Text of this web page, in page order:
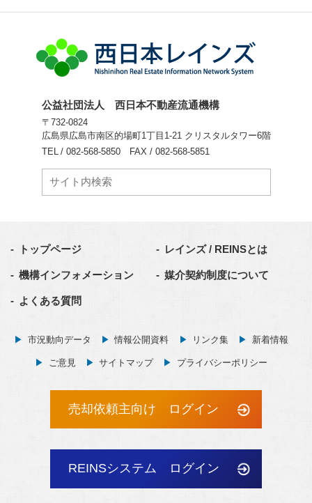
公益社団法人 西日本不動産流通機構
〒732-0824
広島県広島市南区的場町1丁目1-21 クリスタルタワー6階
TEL
082-568-5850 FAX 082-568-5851
トップページ レインズ / REINSとは
機構インフォメーション 媒介契約制度について
よくある質問
市況動向データ 情報公開資料 リンク集 新着情報
ご意見 サイトマップ プライバシーポリシー
売却依頼主向け ログイン
REINSシステム ログイン